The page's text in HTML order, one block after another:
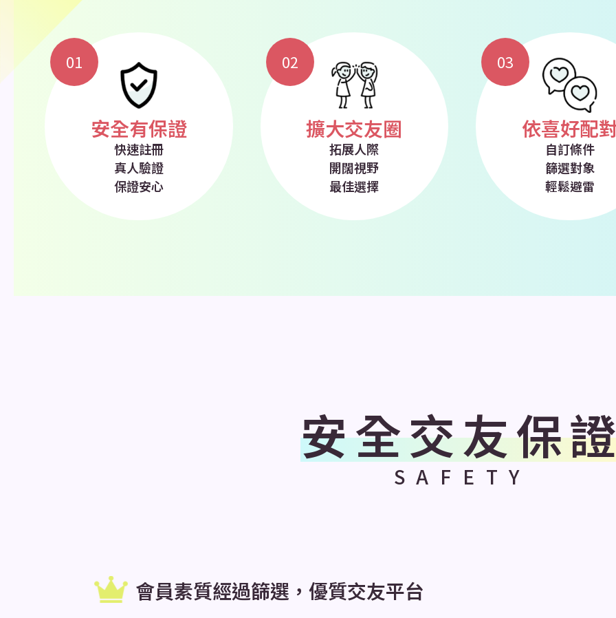
安全有保證
快速註冊
真人驗證
保證安心
01
擴大交友圈
拓展人際
開闊視野
最佳選擇
02
依喜好配
自訂條件
篩選對象
輕鬆避雷
03
安全交友保
SAFETY
會員素質經過篩選，優質交友平台